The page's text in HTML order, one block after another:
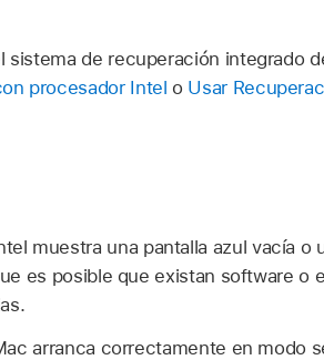
sistema de recuperación integrado
procesador Intel o Usar
muestra una pantalla azul vacía o
es posible que existan software o
arranca correctamente en modo